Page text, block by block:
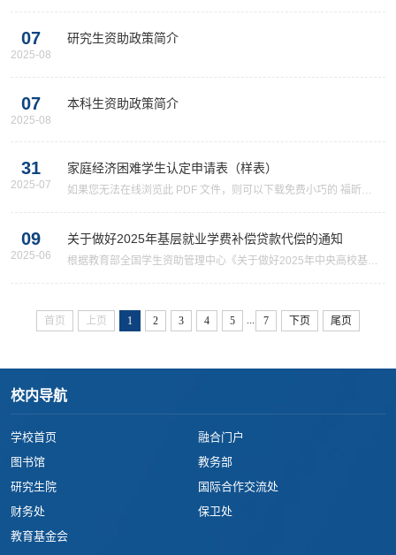
07
2025-08
研究生资助政策简介
07
2025-08
本科生资助政策简介
31
2025-07
家庭经济困难学生认定申请表（样表）
​如果您无法在线浏览此 PDF 文件，则可以下载免费小巧的 福昕
09
2025-06
关于做好2025年基层就业学费补偿贷款代偿的通知
​根据教育部全国学生资助管理中心《关于做好2025年中央高校基层
工作，现将有关事项通知如下：一、调整基层就业补偿代偿限额自
首页 上页 1 2 3 4 5 7 下页 尾页
校内导航
学校首页
融合门户
图书馆
教务部
研究生院
国际合作交流处
财务处
保卫处
教育基金会